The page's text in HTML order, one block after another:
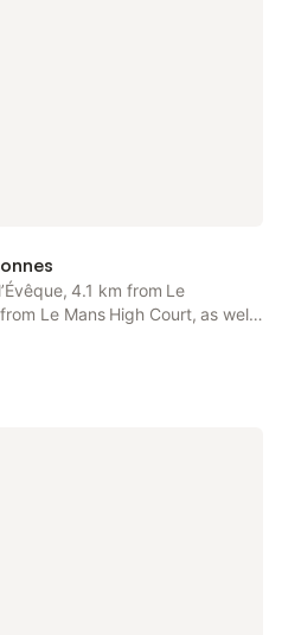
4.1 km from Le
Le Mans High Court, as well
With free private parking,
Circuit and 14 km from